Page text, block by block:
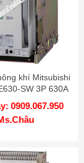
khí Mitsubishi
SW 3P 630A
65kA DR
0909.067.950